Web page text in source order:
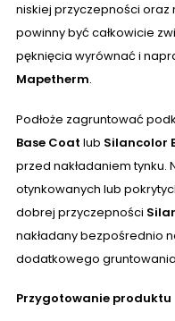
niskiej przyczepności oraz
powinny być całkowicie
pęknięcia wyrównać i
Mapetherm.
Podłoże zagruntować
Base Coatlub Silancolor
przed nakładaniem tynku.
otynkowanych lub
dobrej przyczepności
nakładany bezpośrednio
dodatkowego
Przygotowanie produktu